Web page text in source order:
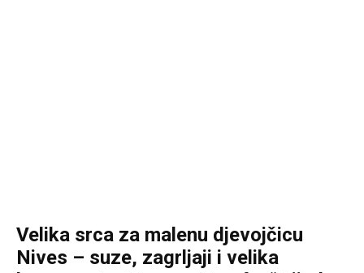
Velika srca za malenu djevojčicu
Nives – suze, zagrljaji i velika